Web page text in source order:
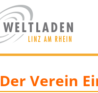
Der Verein